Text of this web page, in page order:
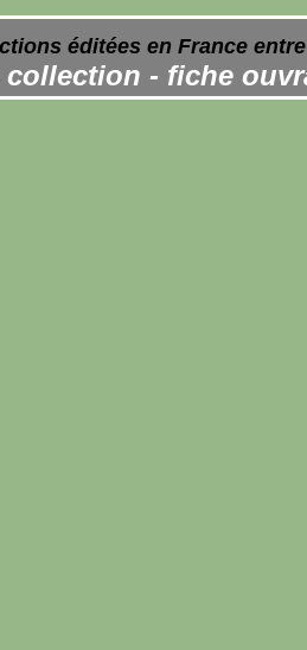
éditées en France
collection - fiche